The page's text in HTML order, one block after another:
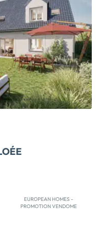
de Valenciennes
nombreux jeunes
de logements. La
en
que la gare TGV
Nord, constitue
est également très
bus et tramway, qui
le programme
EUROPEAN HOMES -
PROMOTION VENDOME
AUX